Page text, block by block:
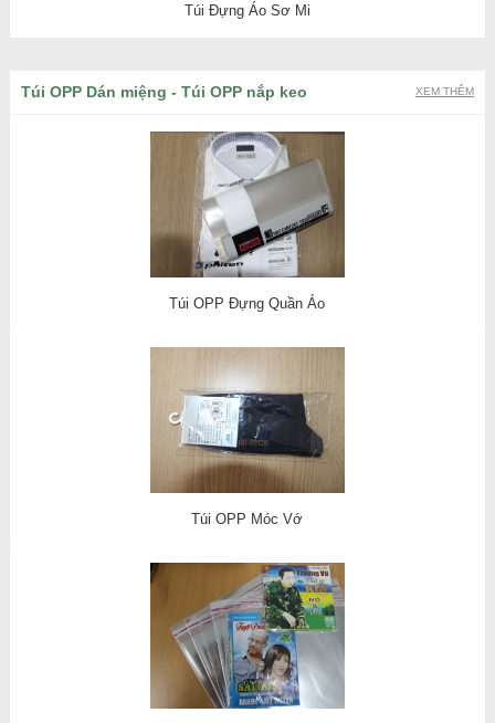
Túi Đựng Áo Sơ Mi
Túi OPP Dán miệng - Túi OPP nắp keo XEM THÊM
Túi OPP Đựng Quần Áo
Túi OPP Móc Vớ